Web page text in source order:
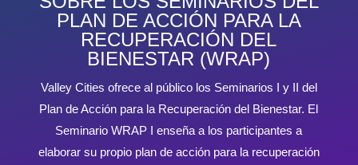
PLAN DE ACCIÓN PARA LA
RECUPERACIÓN DEL
BIENESTAR (WRAP)
Valley Cities ofrece al público los Seminarios I y II del
Plan de Acción para la Recuperación del Bienestar. El
Seminario WRAP I enseña a los participantes a
elaborar su propio plan de acción para la recuperación